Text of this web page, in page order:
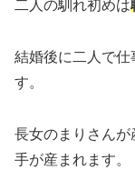
二人の馴れ初めは
結婚後に二人で
す。
長女のまりさん
手が産まれます。